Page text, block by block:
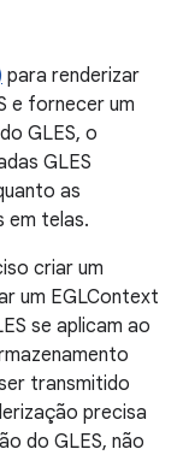
para renderizar
e fornecer um
GLES, o
GLES
as
em telas.
criar um
um EGLContext
se aplicam ao
transmitido
precisa
do GLES, não